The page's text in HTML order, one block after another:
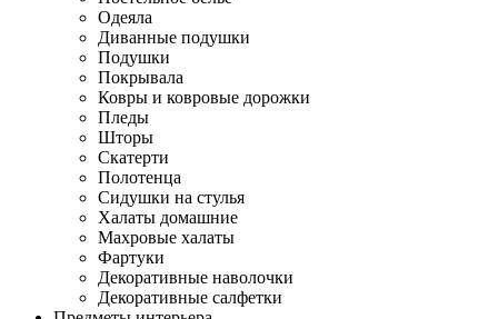
Одеяла
Диванные подушки
Подушки
Покрывала
Ковры и ковровые дорожки
Пледы
Шторы
Скатерти
Полотенца
Сидушки на стулья
Халаты домашние
Махровые халаты
Фартуки
Декоративные наволочки
Декоративные салфетки